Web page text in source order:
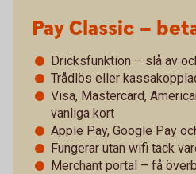
Pay Classic –
Dricksfunktion – slå av
Trådlös eller
Visa, Mastercard,
vanliga kort
Apple Pay, Google Pay
Fungerar utan wifi tack
Merchant portal – få